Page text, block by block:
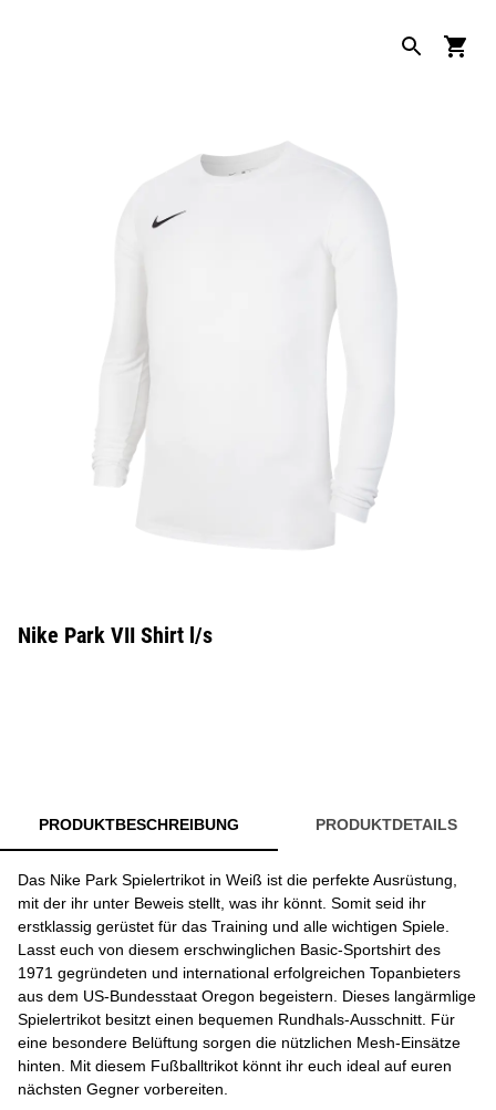
Nike Park VII Shirt l/s
PRODUKTBESCHREIBUNG PRODUKTDETAILS
Das Nike Park Spielertrikot in Weiß ist die perfekte Ausrüstung,
mit der ihr unter Beweis stellt, was ihr könnt. Somit seid ihr
erstklassig gerüstet für das Training und alle wichtigen Spiele.
Lasst euch von diesem erschwinglichen Basic-Sportshirt des
1971 gegründeten und international erfolgreichen Topanbieters
aus dem US-Bundesstaat Oregon begeistern. Dieses langärmlige
Spielertrikot besitzt einen bequemen Rundhals-Ausschnitt. Für
eine besondere Belüftung sorgen die nützlichen Mesh-Einsätze
hinten. Mit diesem Fußballtrikot könnt ihr euch ideal auf euren
nächsten Gegner vorbereiten.